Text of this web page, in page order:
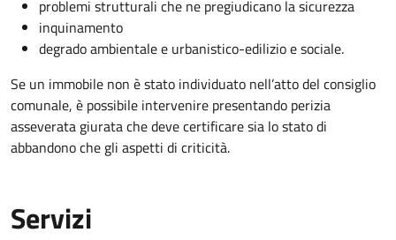
problemi strutturali che ne pregiudicano la sicurezza
inquinamento
degrado ambientale e urbanistico-edilizio e sociale.
Se un immobile non è stato individuato nell’atto del consiglio
comunale, è possibile intervenire presentando perizia
asseverata giurata che deve certificare sia lo stato di
abbandono che gli aspetti di criticità.
Servizi